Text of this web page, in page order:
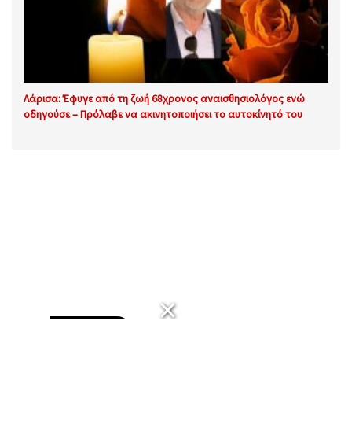
Λάρισα: Έφυγε από τη ζωή 68χρονος αναισθησιολόγος ενώ
οδηγούσε – Πρόλαβε να ακινητοποιήσει το αυτοκίνητό του